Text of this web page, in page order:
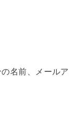
名前、メール